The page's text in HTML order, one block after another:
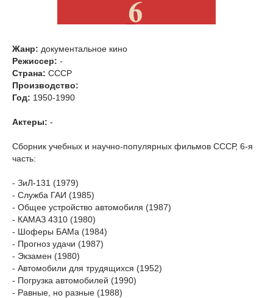
Жанр: документальное кино
Режиссер: -
Страна: СССР
Производство:
Год: 1950-1990
Актеры: -
Сборник учебных и научно-популярных фильмов СССР, 6-я
часть:
- ЗиЛ-131 (1979)
- Служба ГАИ (1985)
- Общее устройство автомобиля (1987)
- КАМАЗ 4310 (1980)
- Шоферы БАМа (1984)
- Прогноз удачи (1987)
- Экзамен (1980)
- Автомобили для трудящихся (1952)
- Погрузка автомобилей (1990)
- Равные, но разные (1988)